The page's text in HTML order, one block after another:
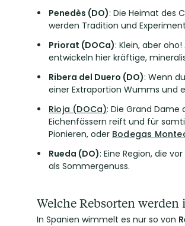
Penedès (DO): Die Heimat des
werden Tradition und
Priorat (DOCa): Klein, aber
entwickeln hier kräftige,
Ribera del Duero (DO): Wenn
einer Extraportion Wumms und
Rioja (DOCa): Die Grand Dame
Eichenfässern reift und für
Pionieren, oder Bodegas
Rueda (DO): Eine Region, die
als Sommergenuss.
Welche Rebsorten
In Spanien wimmelt es nur so von